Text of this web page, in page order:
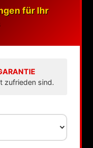
für Ihr
zufrieden sind.